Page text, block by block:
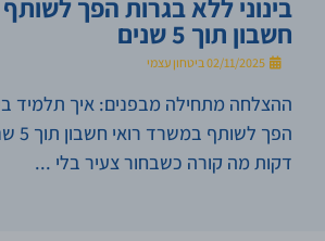
בינוני ללא בגרות הפך
חשבון תוך 5 שנים
ביטחון עצמי
ההצלחה מתחילה מבפנים: איך תלמיד
דקות מה קורה כשבחור צעיר בלי ...